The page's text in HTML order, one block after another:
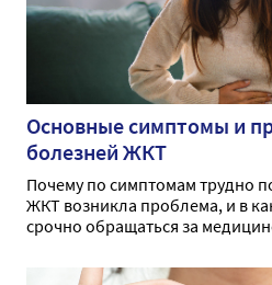
Основные симптомы и
болезней ЖКТ
Почему по симптомам трудно
ЖКТ возникла проблема, и в
срочно обращаться за